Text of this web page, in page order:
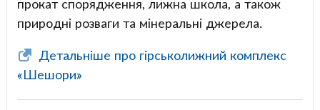
прокат спорядження, лижна школа, а також
природні розваги та мінеральні джерела.
Детальніше про гірськолижний комплекс
«Шешори»